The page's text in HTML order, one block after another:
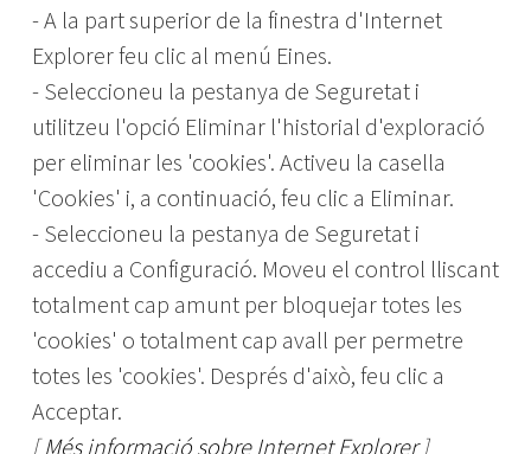
- A la part superior de la finestra d'Internet
Explorer feu clic al menú Eines.
- Seleccioneu la pestanya de Seguretat i
utilitzeu l'opció Eliminar l'historial d'exploració
per eliminar les 'cookies'. Activeu la casella
'Cookies' i, a continuació, feu clic a Eliminar.
- Seleccioneu la pestanya de Seguretat i
accediu a Configuració. Moveu el control lliscant
totalment cap amunt per bloquejar totes les
'cookies' o totalment cap avall per permetre
totes les 'cookies'. Després d'això, feu clic a
Acceptar.
[Més informació sobre Internet Explorer]